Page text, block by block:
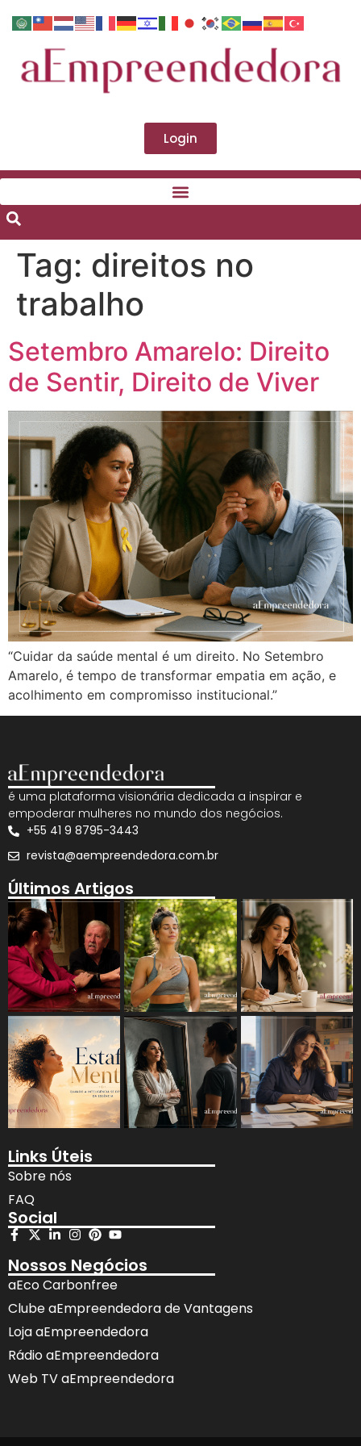
Login
Tag: direitos no
trabalho
Setembro Amarelo: Direito
de Sentir, Direito de Viver
“Cuidar da saúde mental é um direito. No Setembro
Amarelo, é tempo de transformar empatia em ação, e
acolhimento em compromisso institucional.”
é uma plataforma visionária dedicada a inspirar e
empoderar mulheres no mundo dos negócios.
+55 41 9 8795-3443
revista@aempreendedora.com.br
Últimos Artigos
Links Úteis
Sobre nós
FAQ
Social
Nossos Negócios
aEco Carbonfree
Clube aEmpreendedora de Vantagens
Loja aEmpreendedora
Rádio aEmpreendedora
Web TV aEmpreendedora